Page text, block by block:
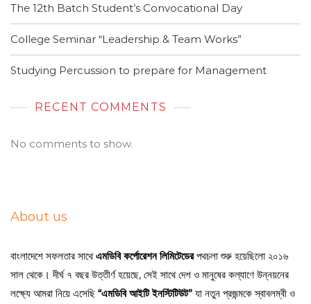
The 12th Batch Student’s Convocational Day
College Seminar “Leadership & Team Works”
Studying Percussion to prepare for Management
RECENT COMMENTS
No comments to show.
About us
বাংলাদেশে সফলতার সাথেএমডিবি কর্পোরেশন লিমিটেডেরপথচলা শুরু হয়েছিলো ২০১৬
সাল থেকে। দীর্ঘ ৭ বছর উত্তীর্ণ হয়েছে, সেই সাথে দেশ ও মানুষের কল্যাণে উন্নয়নের
লক্ষ্যে আমরা নিয়ে এসেছি “এমডিবি আইটি ইনস্টিটিউট” যা নতুন প্রজন্মকে স্বাবলম্বী ও